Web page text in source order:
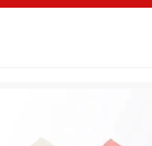
対応は行っておりません。